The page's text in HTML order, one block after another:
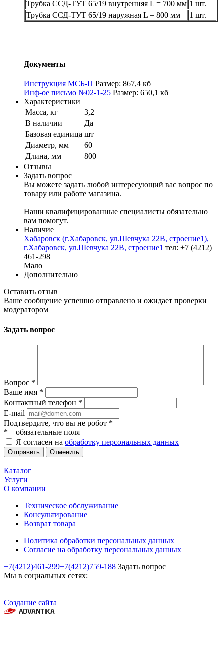
Трубка ССД-ТУТ 65/19 внутренняя L = 700 мм 1 шт.
Трубка ССД-ТУТ 65/19 наружная L = 800 мм
1 шт.
Документы
Инструкция МСБ-П Размер: 867,4 кб
Инф-ое письмо №02-1-25 Размер: 650,1 кб
Характеристики
Масса, кг
3,2
В наличии
Да
Базовая единица шт
Диаметр, мм
60
Длина, мм
800
Отзывы
Задать вопрос
Вы можете задать любой интересующий вас вопрос по
товару или работе магазина.
Наши квалифицированные специалисты обязательно
вам помогут.
Наличие
Хабаровск (г.Хабаровск, ул.Шевчука 22В, строение1),
г.Хабаровск, ул.Шевчука 22В, строение1 тел: +7 (4212)
461-298
Мало
Дополнительно
Оставить отзыв
Ваше сообщение успешно отправлено и ожидает проверки
модератором
Задать вопрос
Вопрос *
Ваше имя *
Контактный телефон *
E-mail
Подтвердите, что вы не робот *
* – обязательные поля
Я согласен на обработку персональных данных
Отменить
Каталог
Услуги
О компании
Техническое обслуживание
Консультирование
Возврат товара
Политика обработки персональных данных
Согласие на обработку персональных данных
+7(4212)461-299+7(4212)759-188 Задать вопрос
Мы в социальных сетях:
Создание сайта